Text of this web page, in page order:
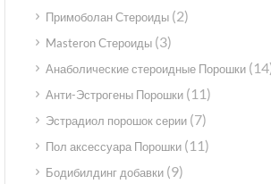
Примоболан Стероиды (2)
Masteron Стероиды (3)
Анаболические стероидные Порошки
Анти-Эстрогены Порошки (11)
Эстрадиол порошок серии (7)
Пол аксессуара Порошки (11)
Бодибилдинг добавки (9)